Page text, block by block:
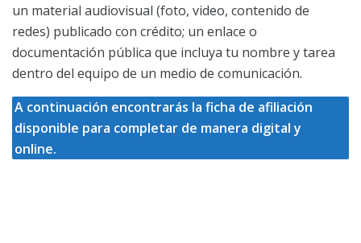
un material audiovisual (foto, video, contenido de
redes) publicado con crédito; un enlace o
documentación pública que incluya tu nombre y tarea
dentro del equipo de un medio de comunicación.
A continuación encontrarás la ficha de afiliación
disponible para completar de manera digital y
online.